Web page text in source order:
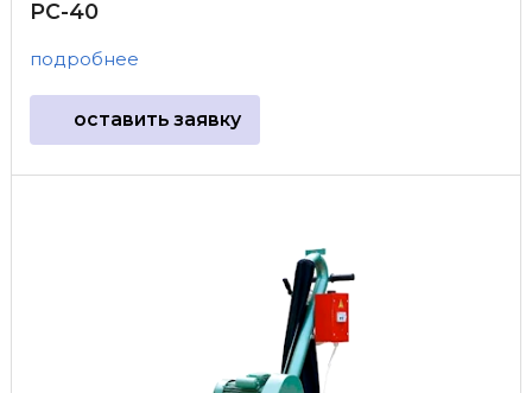
PC-40
подробнее
оставить заявку